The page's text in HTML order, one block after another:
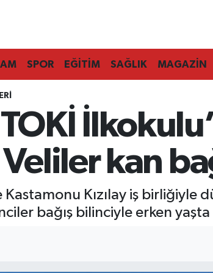
SPOR EĞİTİM SAĞLIK MAGAZİN
kan
Kızılay iş birliğiyle
bağış bilinciyle erken